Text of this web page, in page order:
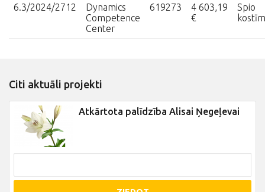
6.3/2024/2712
Dynamics
Competence
Center
619273
4 603,19
€
Spio
Citi aktuāli projekti
Atkārtota palīdzība Alisai Ņegeļevai